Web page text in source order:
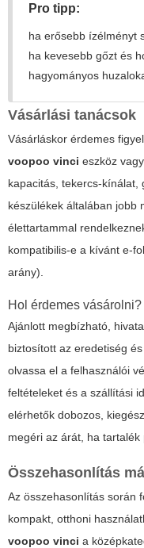
Pro tipp:
ha erősebb ízélményt
ha kevesebb gőzt és
hagyományos
Vásárlási tanácsok
Vásárláskor érdemes
voopoo vinci eszköz
kapacitás, tekercs-kínálat,
készülékek általában jobb
élettartammal
kompatibilis-e a kívánt e-
arány).
Hol érdemes vásárolni?
Ajánlott megbízható,
biztosított az eredetiség
olvassa el a felhasználói
feltételeket és a szállítási
elérhetők dobozos,
megéri az árát, ha tartalék
Összehasonlítás
Az összehasonlítás során
kompakt, otthoni
voopoo vinci a